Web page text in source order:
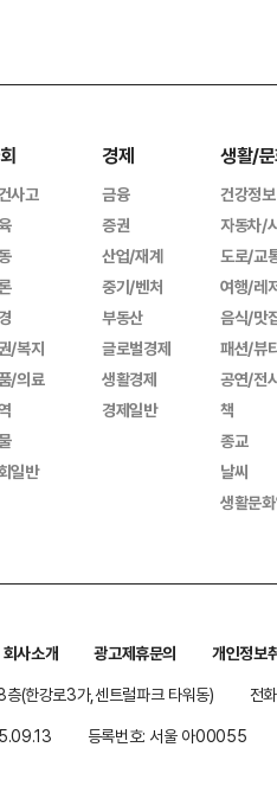
사고
/복지
/의료
일반
경제
금융
증권
산업/재계
중기/벤처
부동산
글로벌경제
생활경제
경제일반
생활/
건강정보
자동차/
도로/교
여행/레
음식/맛
패션/뷰
공연/전
책
종교
날씨
생활문
회사소개 광고제휴문의
개인정보
(한강로3가,센트럴파크 타워동)
전
등록번호: 서울 아00055